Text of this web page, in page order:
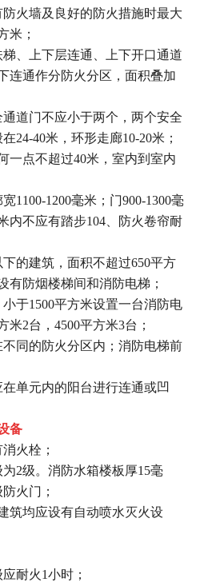
火墙及良好的防火措施时最大
米；
、上下层连通、上下开口通道
连通作分防火分区，面积叠加
道门不应小于两个，两个安全
24-40米，环形走廊10-20米；
一点不超过40米，室内到室内
1200毫米；门900-1300毫
内不应有踏步104、防火卷帘耐
建筑，面积不超过650平方
有防烟楼梯间和消防电梯；
1500平方米设置一台消防电
米2台，4500平方米3台；
同的防火分区内；消防电梯前
元内的阳台进行连通或凹
备
火栓；
级。消防水箱楼板厚15毫
火门；
均应设有自动喷水灭火设
耐火1小时；